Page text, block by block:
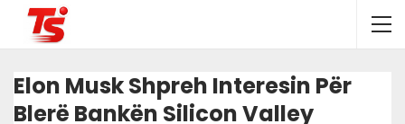
Elon Musk Shpreh Interesin Për
Blerë Bankën Silicon Valley